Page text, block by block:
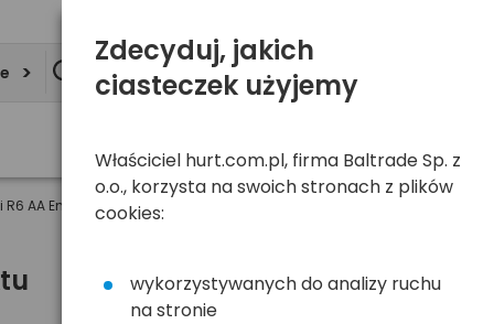
AA Energizer 2300 Extreme (blister)
Zdecyduj, jakich
ciasteczek użyjemy
Właściciel hurt.com.pl, firma Baltrade Sp. z
o.o., korzysta na swoich stronach z plików
cookies:
wykorzystywanych do analizy ruchu
na stronie